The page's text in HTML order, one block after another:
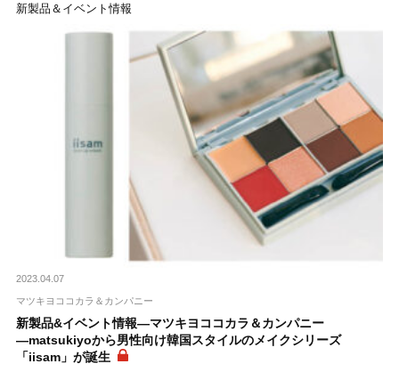
新製品＆イベント情報
2023.04.07
マツキヨココカラ＆カンパニー
新製品&イベント情報―マツキヨココカラ＆カンパニー
―matsukiyoから男性向け韓国スタイルのメイクシリーズ
「iisam」が誕生